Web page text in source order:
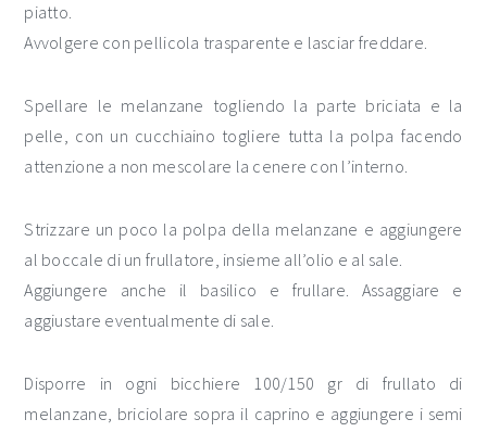
piatto.
Avvolgere con pellicola trasparente e lasciar freddare.
Spellare le melanzane togliendo la parte briciata e la
pelle, con un cucchiaino togliere tutta la polpa facendo
attenzione a non mescolare la cenere con l’interno.
Strizzare un poco la polpa della melanzane e aggiungere
al boccale di un frullatore, insieme all’olio e al sale.
Aggiungere anche il basilico e frullare. Assaggiare e
aggiustare eventualmente di sale.
Disporre in ogni bicchiere 100/150 gr di frullato di
melanzane, briciolare sopra il caprino e aggiungere i semi